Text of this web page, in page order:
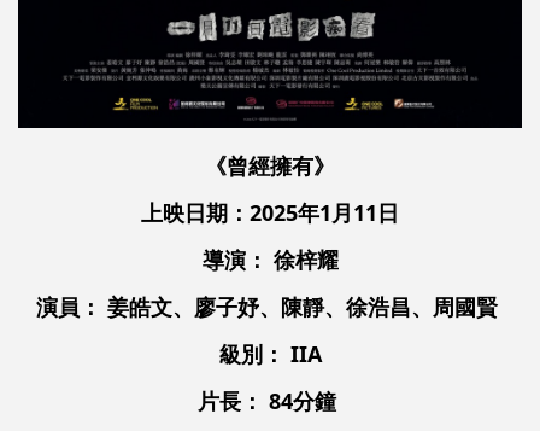
《曾經擁有》
上映日期：2025年1月11日
導演： 徐梓耀
演員： 姜皓文、廖子妤、陳靜、徐浩昌、周國賢
級別： IIA
片長： 84分鐘